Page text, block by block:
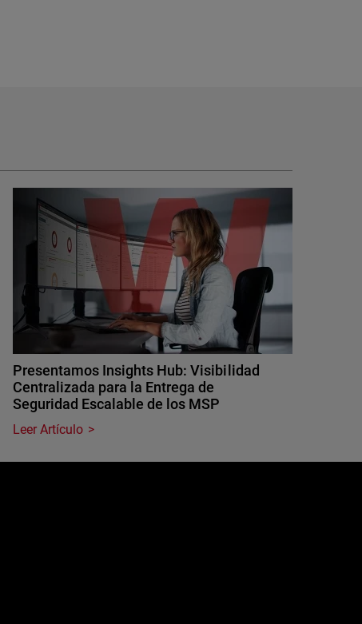
Presentamos Insights Hub: Visibilidad
Centralizada para la Entrega de
Seguridad Escalable de los MSP
Leer Artículo